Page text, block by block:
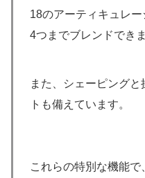
18のアーティキュレ
4つまでブレンドできま
また、シェーピング
トも備えています。
これらの特別な機能